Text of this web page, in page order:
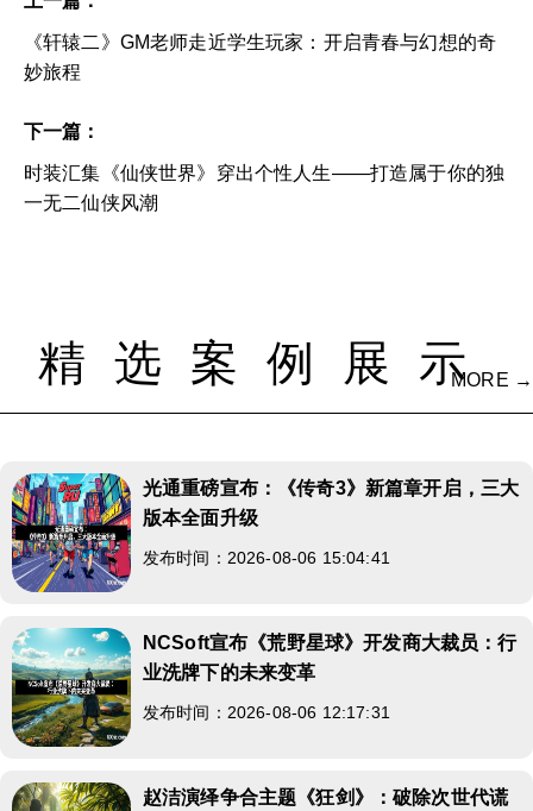
《轩辕二》GM老师走近学生玩家：开启青春与幻想的奇
妙旅程
下一篇：
时装汇集《仙侠世界》穿出个性人生——打造属于你的独
一无二仙侠风潮
精选案例展示MORE →
光通重磅宣布：《传奇3》新篇章开启，三大
版本全面升级
发布时间：2026-08-06 15:04:41
NCSoft宣布《荒野星球》开发商大裁员：行
业洗牌下的未来变革
发布时间：2026-08-06 12:17:31
赵洁演绎争合主题《狂剑》：破除次世代谎